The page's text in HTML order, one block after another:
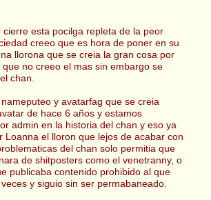
cierre esta pocilga repleta de la peor
creeo que es hora de poner en su
llorona que se creia la gran cosa por
no creeo el mas sin embargo se
chan.
y avatarfag que se creia
de hace 6 años y estamos
admin en la historia del chan y eso ya
Loanna el lloron que lejos de acabar con
del chan solo permitia que
de shitposters como el venetranny, o
publicaba contenido prohibido al que
y siguio sin ser permabaneado.